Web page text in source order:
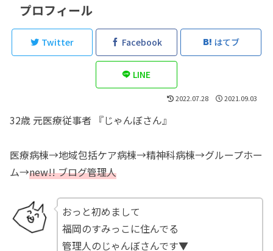
プロフィール
Twitter Facebook はてブ
LINE
2022.07.28 2021.09.03
32歳 元医療従事者 『じゃんぼさん』
医療病棟→地域包括ケア病棟→精神科病棟→グループホー
ム→new!! ブログ管理人
おっと初めまして
福岡のすみっこに住んでる
管理人のじゃんぼさんです▼